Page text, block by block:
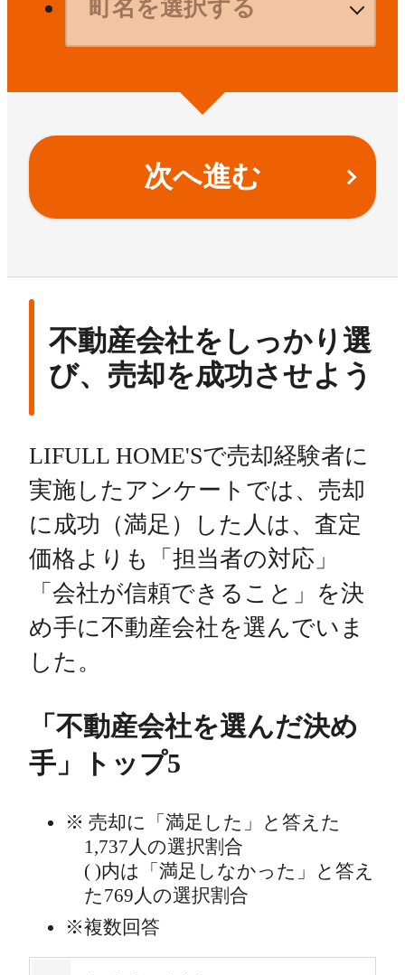
次へ進む
不動産会社をしっかり選
び、売却を成功させよう
LIFULL HOME'Sで売却経験者に
実施したアンケートでは、売却
に成功（満足）した人は、査定
価格よりも「担当者の対応」
「会社が信頼できること」を決
め手に不動産会社を選んでいま
した。
「不動産会社を選んだ決め
手」トップ5
売却に「満足した」と答えた
1,737人の選択割合
( )内は「満足しなかった」と答え
た769人の選択割合
複数回答